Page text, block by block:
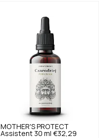
MOTHER'S PROTECT
Assistent 30 ml €32,29